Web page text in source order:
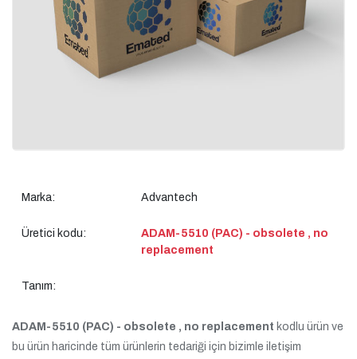
Marka: Advantech
Üretici kodu:
ADAM-5510 (PAC) - obsolete , no
replacement
Tanım:
ADAM-5510 (PAC) - obsolete , no replacement kodlu ürün ve
bu ürün haricinde tüm ürünlerin tedariği için bizimle iletişim